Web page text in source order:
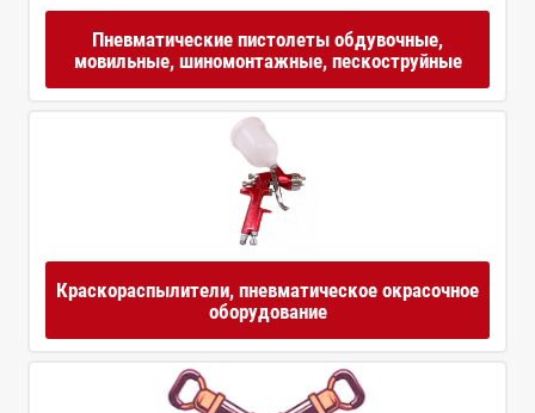
Пневматические пистолеты обдувочные,
мовильные, шиномонтажные, пескоструйные
Краскораспылители, пневматическое окрасочное
оборудование